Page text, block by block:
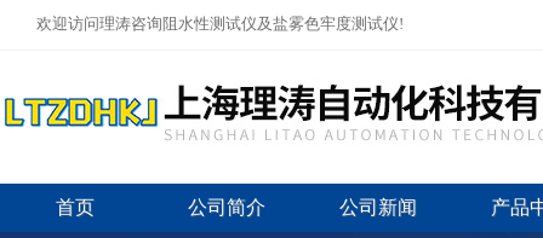
欢迎访问理涛咨询阻水性测试仪及盐雾色牢度测试仪!
首页 公司简介 公司新闻 产品